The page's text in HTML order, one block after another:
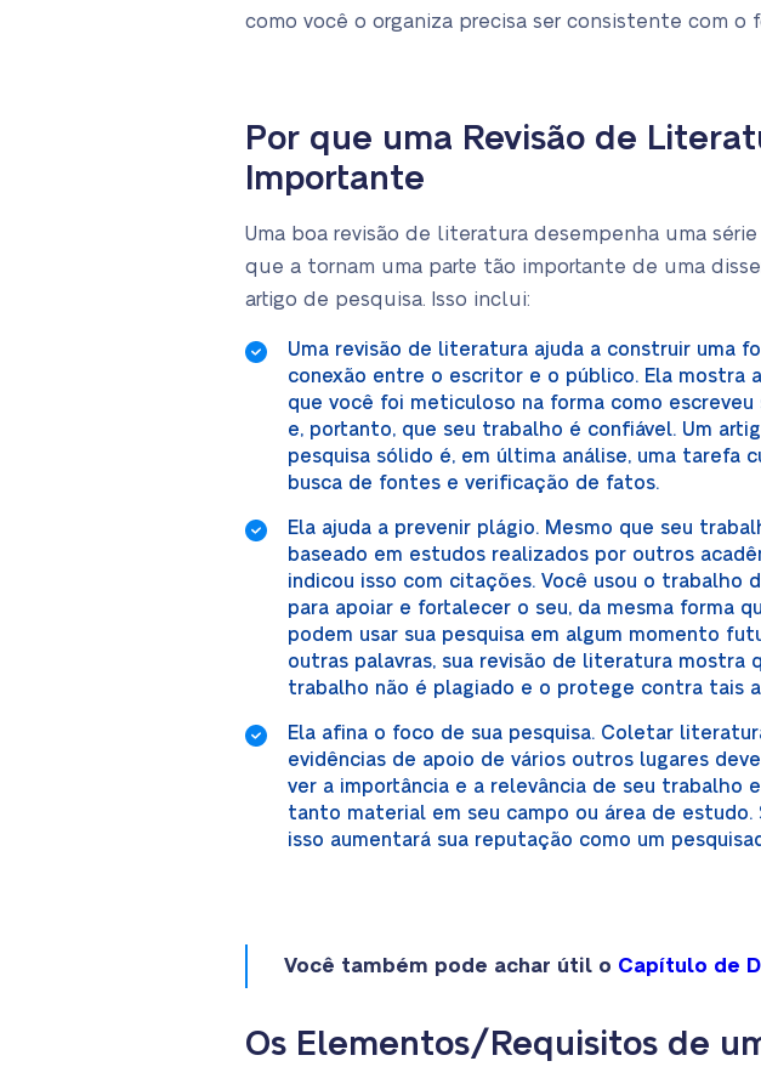
como você o organiza precisa ser consistente com o
Por que uma Revisão de
Importante
Uma boa revisão de literatura desempenha uma
que a tornam uma parte tão importante de uma
artigo de pesquisa. Isso inclui:
Uma revisão de literatura ajuda a construir uma
conexão entre o escritor e o público. Ela mostra
que você foi meticuloso na forma como escreveu
e, portanto, que seu trabalho é confiável. Um
pesquisa sólido é, em última análise, uma tarefa
busca de fontes e verificação de fatos.
Ela ajuda a prevenir plágio. Mesmo que seu
baseado em estudos realizados por outros
indicou isso com citações. Você usou o trabalho
para apoiar e fortalecer o seu, da mesma forma
podem usar sua pesquisa em algum momento
outras palavras, sua revisão de literatura mostra
trabalho não é plagiado e o protege contra tais
Ela afina o foco de sua pesquisa. Coletar
evidências de apoio de vários outros lugares
ver a importância e a relevância de seu trabalho
tanto material em seu campo ou área de estudo.
isso aumentará sua reputação como um
Você também pode achar útil o Capítulo de
Os Elementos/Requisitos de